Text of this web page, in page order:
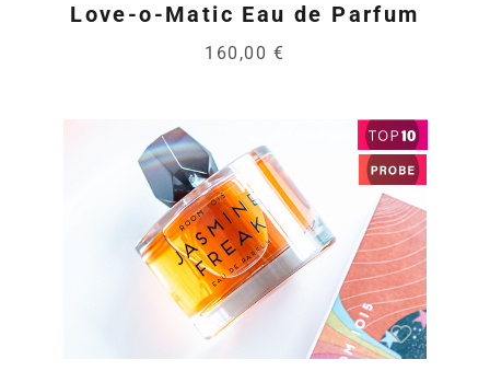
Love-o-Matic Eau de Parfum
160,00 €